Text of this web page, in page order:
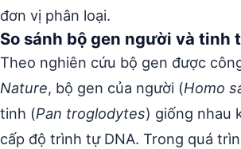
đơn vị phân loại.
So sánh bộ gen người và tinh
Theo nghiên cứu bộ gen được
Nature, bộ gen của người (Homo
tinh (Pan troglodytes) giống nhau
cấp độ trình tự DNA. Trong quá